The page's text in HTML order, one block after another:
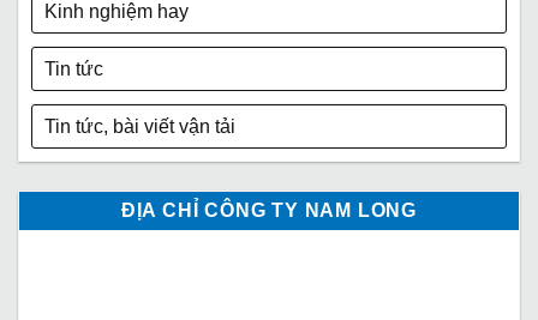
Kinh nghiệm hay
Tin tức
Tin tức, bài viết vận tải
ĐỊA CHỈ CÔNG TY NAM LONG